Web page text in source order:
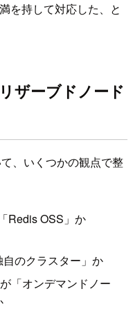
を持して対応した、と
ザーブドノード
、いくつかの観点で整
Redis OSS」か
のクラスター」か
「オンデマンドノー